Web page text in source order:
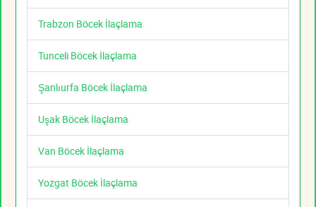
Trabzon Böcek İlaçlama
Tunceli Böcek İlaçlama
Şanlıurfa Böcek İlaçlama
Uşak Böcek İlaçlama
Van Böcek İlaçlama
Yozgat Böcek İlaçlama